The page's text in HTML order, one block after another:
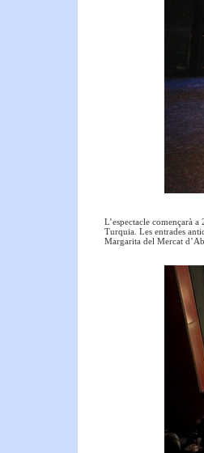
L’espectacle començarà
Turquia. Les entrades
Margarita del Mercat